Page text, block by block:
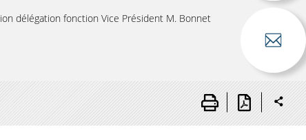
délégation fonction Vice Président M. Bonnet